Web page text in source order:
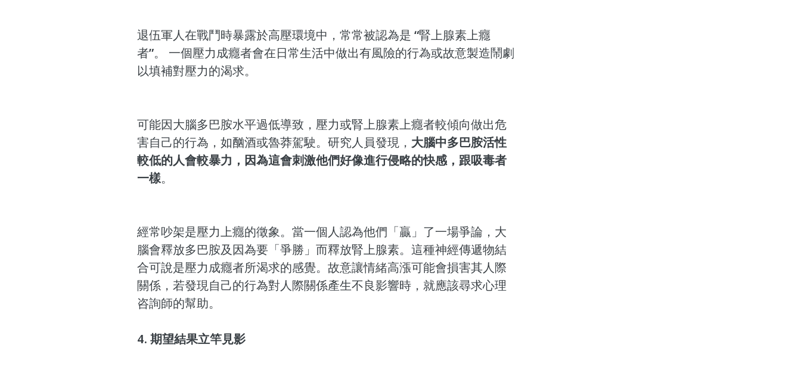
退伍軍人在戰鬥時暴露於高壓環境中，常常被認為是 “腎上腺素上癮
者”。 一個壓力成癮者會在日常生活中做出有風險的行為或故意製造鬧劇
以填補對壓力的渴求。
可能因大腦多巴胺水平過低導致，壓力或腎上腺素上癮者較傾向做出危
害自己的行為，如酗酒或魯莽駕駛。研究人員發現， 大腦中多巴胺活性
較低的人會較暴力，因為這會刺激他們好像進行侵略的快感，跟吸毒者
一樣。
經常吵架是壓力上癮的徵象。當一個人認為他們「贏」了一場爭論，大
腦會釋放多巴胺及因為要「爭勝」而釋放腎上腺素。這種神經傳遞物結
合可說是壓力成癮者所渴求的感覺。故意讓情緒高漲可能會損害其人際
關係，若發現自己的行為對人際關係產生不良影響時，就應該尋求心理
咨詢師的幫助。
4. 期望結果立竿見影